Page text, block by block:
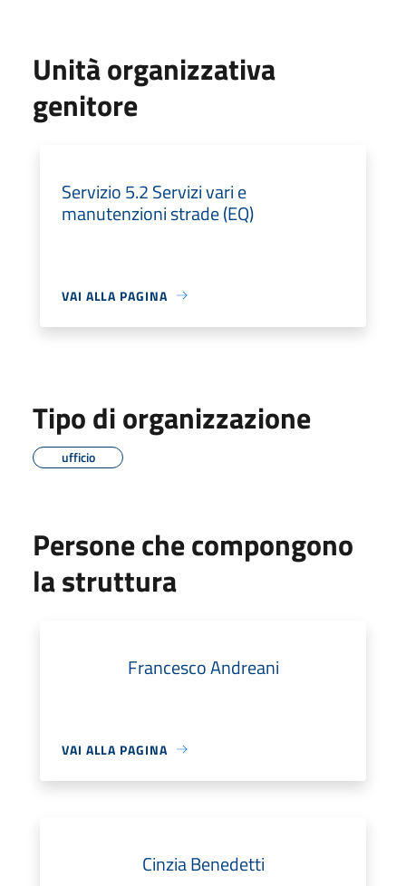
Unità organizzativa
genitore
Servizio 5.2 Servizi vari e
manutenzioni strade (EQ)
VAI ALLA PAGINA
Tipo di organizzazione
ufficio
Persone che compongono
la struttura
Francesco Andreani
VAI ALLA PAGINA
Cinzia Benedetti